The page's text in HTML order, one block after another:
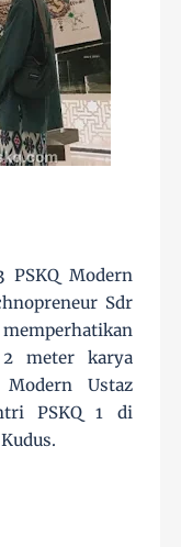
PSKQ Modern
Sdr
meter karya
Ustaz
PSKQ 1 di